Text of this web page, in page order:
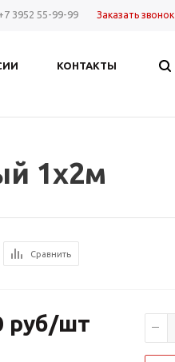
3952 55-99-99 Заказать звонок
КОНТАКТЫ
1х2м
Сравнить
руб/шт